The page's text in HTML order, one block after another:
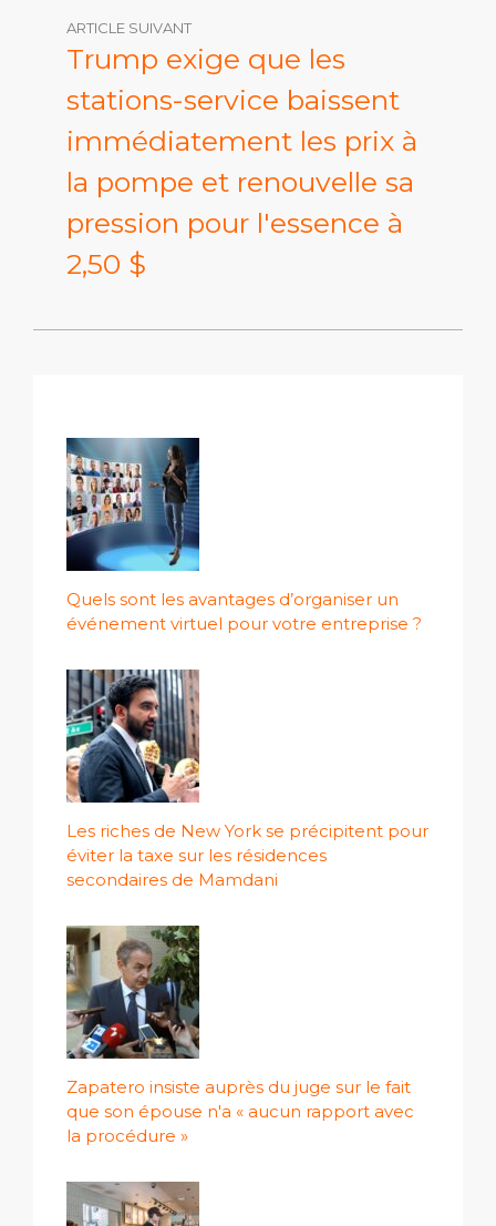
ARTICLE SUIVANT
Trump exige que les
stations-service baissent
immédiatement les prix à
la pompe et renouvelle sa
pression pour l'essence à
2,50 $
Quels sont les avantages d’organiser un
événement virtuel pour votre entreprise ?
Les riches de New York se précipitent pour
éviter la taxe sur les résidences
secondaires de Mamdani
Zapatero insiste auprès du juge sur le fait
que son épouse n'a « aucun rapport avec
la procédure »